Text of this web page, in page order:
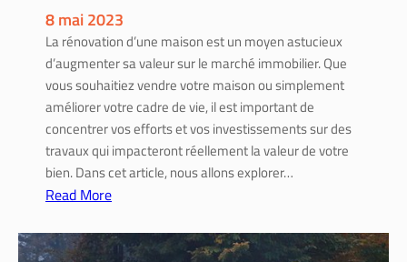
a
b
l
e
e
t
e
s
h
é
8 mai 2023
La rénovation d’une maison est un moyen astucieux
d’augmenter sa valeur sur le marché immobilier. Que
vous souhaitiez vendre votre maison ou simplement
améliorer votre cadre de vie, il est important de
concentrer vos efforts et vos investissements sur des
travaux qui impacteront réellement la valeur de votre
bien. Dans cet article, nous allons explorer…
Read More
A